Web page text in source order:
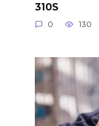
310S
0 130